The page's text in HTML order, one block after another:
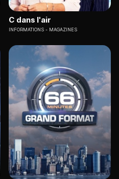
C dans l'air
INFORMATIONS MAGAZINES